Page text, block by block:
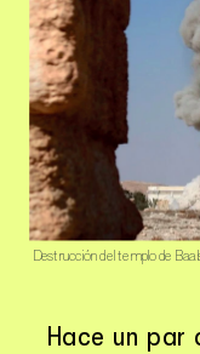
Destrucción del templo de
Hace un par